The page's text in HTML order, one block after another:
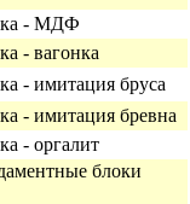
- МДФ
- вагонка
- имитация бруса
- имитация бревна
- оргалит
блоки